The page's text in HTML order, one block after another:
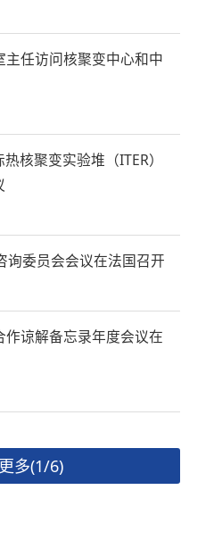
主任访问核聚变中心和中
核聚变实验堆（ITER）
询委员会会议在法国召开
作谅解备忘录年度会议在
多(1/6)